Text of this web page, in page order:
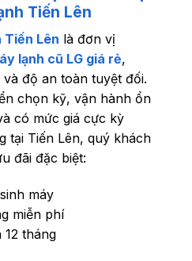
Tiến Lên
Tiến Lên là đơn vị
lạnh cũ LG giá rẻ,
độ an toàn tuyệt đối.
chọn kỹ, vận hành ổn
có mức giá cực kỳ
tại Tiến Lên, quý khách
đãi đặc biệt:
máy
miễn phí
12 tháng